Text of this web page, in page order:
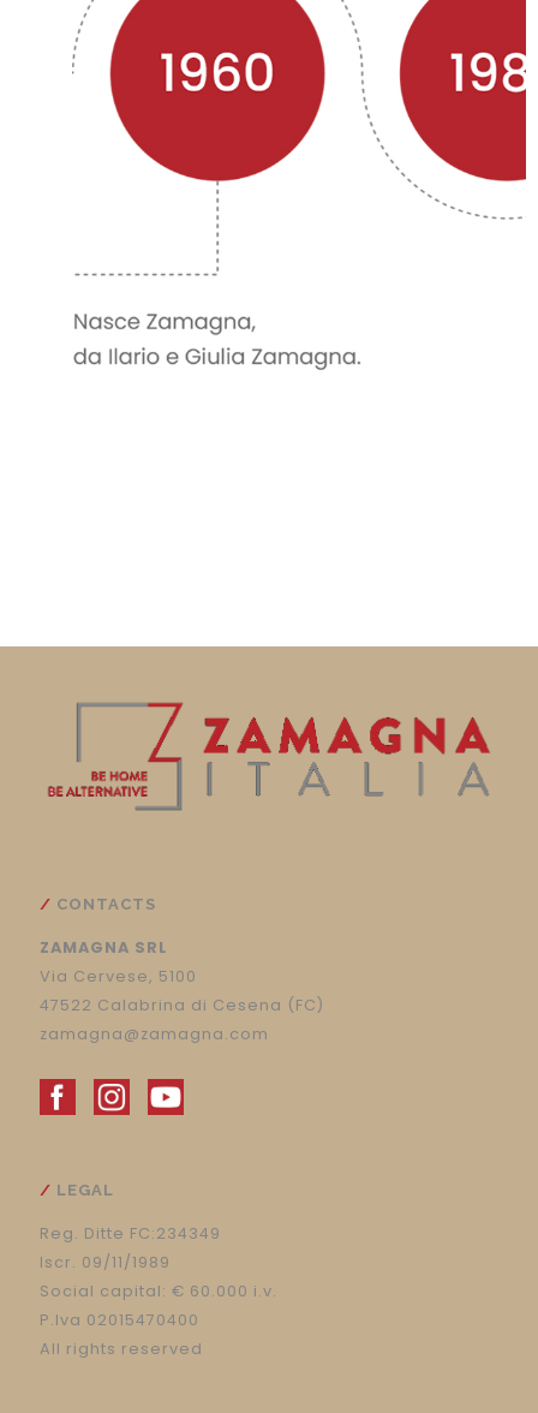
CONTACTS
ZAMAGNA SRL
Via Cervese, 5100
47522 Calabrina di Cesena (FC)
zamagna@zamagna.com
LEGAL
Reg. Ditte FC:234349
Iscr. 09/11/1989
Social capital: € 60.000 i.v.
P.Iva 02015470400
All rights reserved